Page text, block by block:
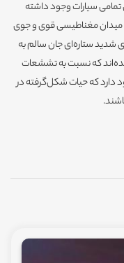
تمامی سیارات وجود داشته
میدان مغناطیسی قوی و جوی
شدید ستاره‌ای جان سالم به
که نسبت به تششعات
دارد که حیات شکل‌گرفته در